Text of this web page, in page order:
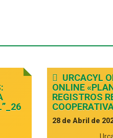
URCACYL
ONLINE
REGISTROS
28 de Abril de